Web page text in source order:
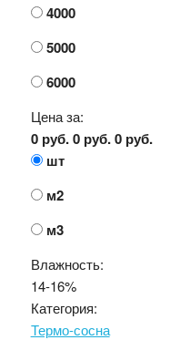
4000
5000
6000
Цена за:
0 руб. 0 руб. 0 руб.
шт
м2
м3
Влажность:
14-16%
Категория:
Термо-сосна